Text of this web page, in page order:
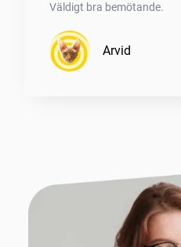
Väldigt bra bemötande.
Arvid